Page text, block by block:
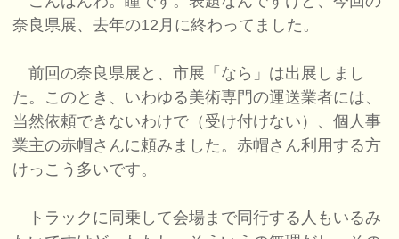
奈良県展、去年の12月に終わってました。
前回の奈良県展と、市展「なら」は出展しまし
た。このとき、いわゆる美術専門の運送業者には、
当然依頼できないわけで（受け付けない）、個人事
業主の赤帽さんに頼みました。赤帽さん利用する方
けっこう多いです。
トラックに同乗して会場まで同行する人もいるみ